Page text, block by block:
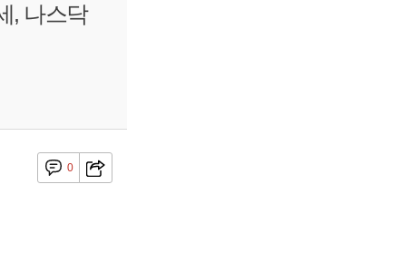
, 나스닥
0